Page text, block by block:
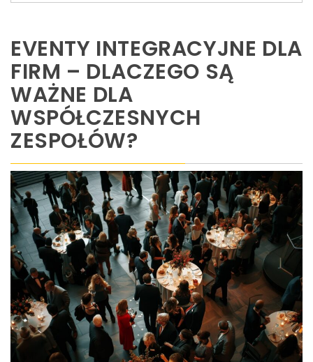
EVENTY INTEGRACYJNE DLA
FIRM – DLACZEGO SĄ
WAŻNE DLA
WSPÓŁCZESNYCH
ZESPOŁÓW?